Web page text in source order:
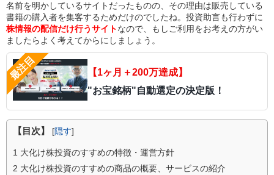
名前を明かしているサイトだったものの、その理由は販売している
書籍の購入者を集客するためだけのでしたね。投資助言も行わずに
株情報の配信だけ行うサイトなので、もしご利用をお考えの方がい
ましたらよく考えてからにしましょう。
【1ヶ月＋200万達成】
"お宝銘柄"自動選定の決定版！
【目次】 [隠す]
1 大化け株投資のすすめの特徴・運営方針
2 大化け株投資のすすめの商品の概要、サービスの紹介